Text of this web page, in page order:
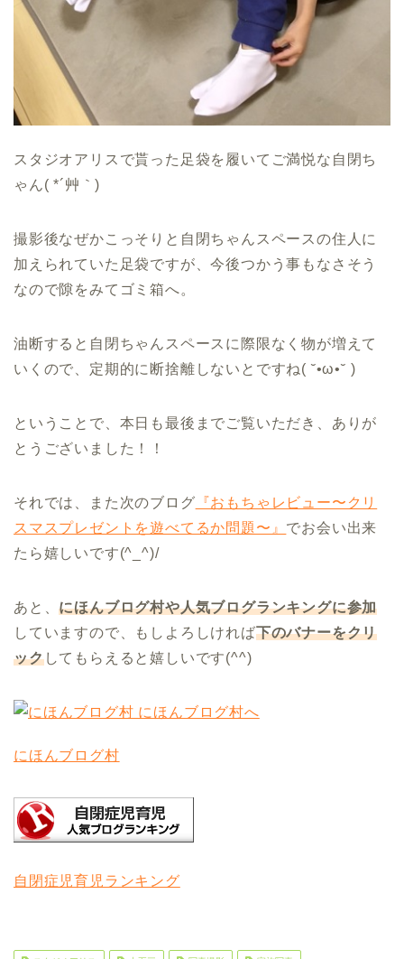
スタジオアリスで貰った足袋を履いてご満悦な自閉ち
ゃん( *´艸｀)
撮影後なぜかこっそりと自閉ちゃんスペースの住人に
加えられていた足袋ですが、今後つかう事もなさそう
なので隙をみてゴミ箱へ。
油断すると自閉ちゃんスペースに際限なく物が増えて
いくので、定期的に断捨離しないとですね( ˘•ω•˘ )
ということで、本日も最後までご覧いただき、ありが
とうございました！！
それでは、また次のブログ 『おもちゃレビュー〜クリ
スマスプレゼントを遊べてるか問題〜』 でお会い出来
たら嬉しいです(^_^)/
あと、にほんブログ村や人気ブログランキングに参加
していますので、もしよろしければ下のバナーをクリ
ックしてもらえると嬉しいです(^^)
にほんブログ村
自閉症児育児ランキング